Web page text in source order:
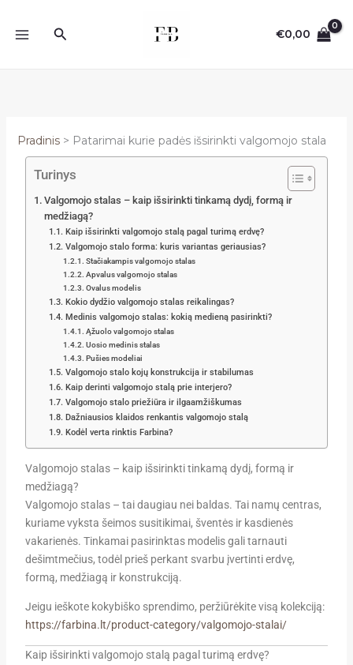
turinio
Paieška €0,00
Pradinis Patarimai kurie padės išsirinkti valgomojo stala
Turinys
Valgomojo stalas – kaip išsirinkti tinkamą dydį, formą ir
medžiagą?
Kaip išsirinkti valgomojo stalą pagal turimą erdvę?
Valgomojo stalo forma: kuris variantas geriausias?
Stačiakampis valgomojo stalas
Apvalus valgomojo stalas
Ovalus modelis
Kokio dydžio valgomojo stalas reikalingas?
Medinis valgomojo stalas: kokią medieną pasirinkti?
Ąžuolo valgomojo stalas
Uosio medinis stalas
Pušies modeliai
Valgomojo stalo kojų konstrukcija ir stabilumas
Kaip derinti valgomojo stalą prie interjero?
Valgomojo stalo priežiūra ir ilgaamžiškumas
Dažniausios klaidos renkantis valgomojo stalą
Kodėl verta rinktis Farbina?
Valgomojo stalas – kaip išsirinkti tinkamą dydį, formą ir
medžiagą?
Valgomojo stalas – tai daugiau nei baldas. Tai namų centras,
kuriame vyksta šeimos susitikimai, šventės ir kasdienės
vakarienės. Tinkamai pasirinktas modelis gali tarnauti
dešimtmečius, todėl prieš perkant svarbu įvertinti erdvę,
formą, medžiagą ir konstrukciją.
Jeigu ieškote kokybiško sprendimo, peržiūrėkite visą kolekciją:
https://farbina.lt/product-category/valgomojo-stalai/
Kaip išsirinkti valgomojo stalą pagal turimą erdvę?